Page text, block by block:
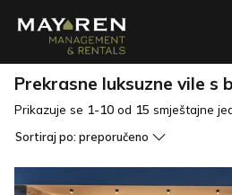
Prekrasne luksuzne vile s
Prikazuje se 1-10 od 15 smještajne
Sortiraj po: preporučeno